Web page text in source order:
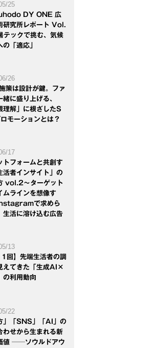
25
DY ONE 広
研究所レポート Vol.
テックで挑む、気候
の「適応」
26
策は設計が鍵。ファ
緒に盛り上げる、
理解」に根ざしたS
モーションとは？
17
トフォームと共創す
活者インサイト」の
vol.2～ターゲット
ムラインを想像す
で求めら
生活に溶け込む広告
13
回】先端生活者の調
えてきた「生成AI×
の利用動向
22
」「SNS」「AI」の
わせから生まれる新
値 ──ソウルドアウ